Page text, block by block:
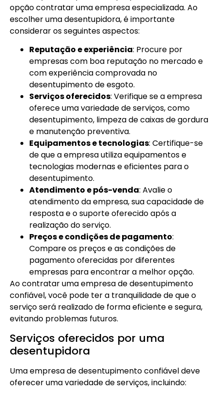
opção contratar uma empresa especializada. Ao
escolher uma desentupidora, é importante
considerar os seguintes aspectos:
Reputação e experiência: Procure por
empresas com boa reputação no mercado e
com experiência comprovada no
desentupimento de esgoto.
Serviços oferecidos: Verifique se a empresa
oferece uma variedade de serviços, como
desentupimento, limpeza de caixas de gordura
e manutenção preventiva.
Equipamentos e tecnologias: Certifique-se
de que a empresa utiliza equipamentos e
tecnologias modernas e eficientes para o
desentupimento.
Atendimento e pós-venda: Avalie o
atendimento da empresa, sua capacidade de
resposta e o suporte oferecido após a
realização do serviço.
Preços e condições de pagamento:
Compare os preços e as condições de
pagamento oferecidas por diferentes
empresas para encontrar a melhor opção.
Ao contratar uma empresa de desentupimento
confiável, você pode ter a tranquilidade de que o
serviço será realizado de forma eficiente e segura,
evitando problemas futuros.
Serviços oferecidos por uma
desentupidora
Uma empresa de desentupimento confiável deve
oferecer uma variedade de serviços, incluindo: